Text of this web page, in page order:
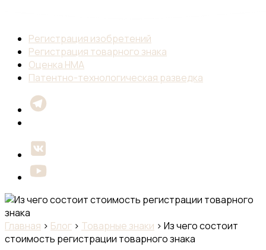
Регистрация изобретений
Регистрация товарного знака
Оценка НМА
Патентно-технологическая разведка
Главная › Блог › Товарные знаки › Из чего состоит
стоимость регистрации товарного знака